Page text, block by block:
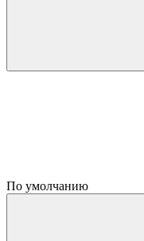
По умолчанию